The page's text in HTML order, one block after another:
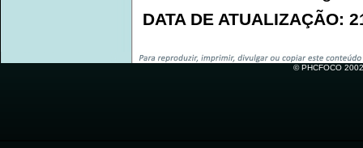
DATA DE ATUALIZAÇÃO:
© PHCFOCO